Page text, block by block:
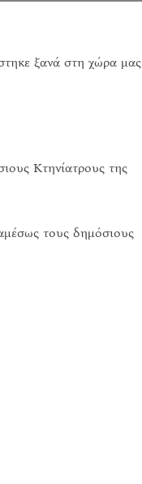
ξανά στη χώρα μας
Κτηνίατρους της
τους δημόσιους